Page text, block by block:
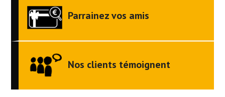
Parrainez vos amis
Nos clients témoignent